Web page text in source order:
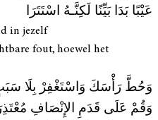
عَيْبًا بَدَا بَيِّنًا لَكِنَّـهُ اسْتَتَرَا
in jezelf
fout, hoewel het
وَحُطَّ رَأْسَكَ وَاسْتَغْفِرْ بِلَا
وَقُمْ عَلَى قَدَمِ الإِنْصَافِ